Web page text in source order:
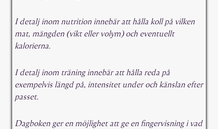
I detalj inom nutrition innebär att hålla koll på vilken
mat, mängden (vikt eller volym) och eventuellt
kalorierna.
I detalj inom träning innebär att hålla reda på
exempelvis längd på, intensitet under och känslan efter
passet.
Dagboken ger en möjlighet att ge en fingervisning i vad